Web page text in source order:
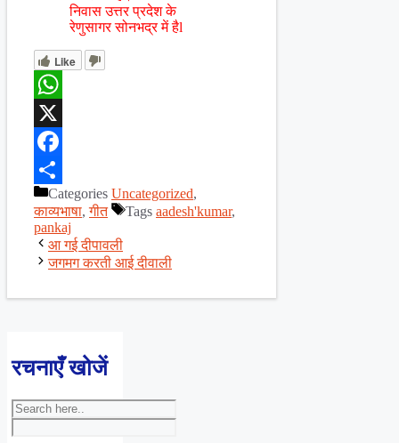
निवास उत्तर प्रदेश के
रेणुसागर सोनभद्र में हैl
Like
WhatsApp
X
Facebook
ShareCategories Uncategorized,
काव्यभाषा,गीत Tags aadesh'kumar,
pankaj
आ गई दीपावली
जगमग करती आई दीवाली
रचनाएँ खोजें